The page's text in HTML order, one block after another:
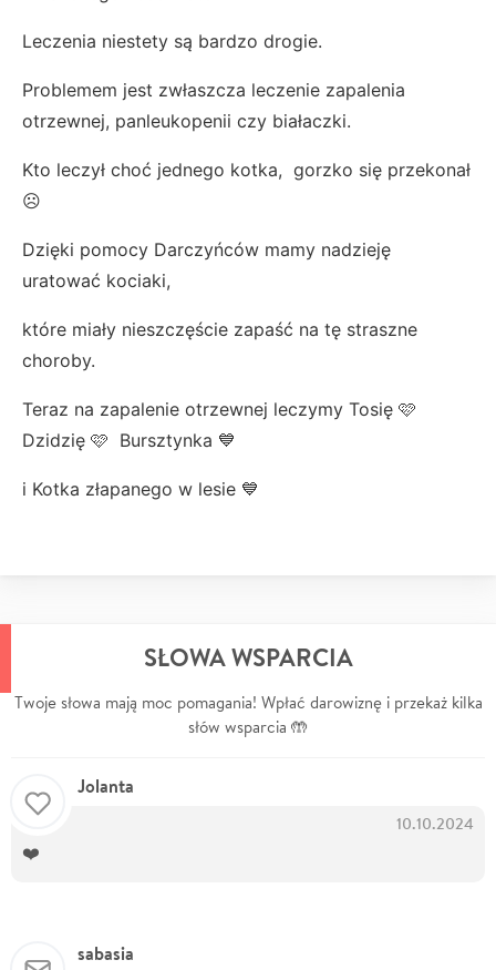
Leczenia niestety są bardzo drogie.
Problemem jest zwłaszcza leczenie zapalenia
otrzewnej, panleukopenii czy białaczki.
Kto leczył choć jednego kotka, gorzko się przekonał
☹️
Dzięki pomocy Darczyńców mamy nadzieję
uratować kociaki,
które miały nieszczęście zapaść na tę straszne
choroby.
Teraz na zapalenie otrzewnej leczymy Tosię 🩷
Dzidzię 🩷 Bursztynka 💙
i Kotka złapanego w lesie 💙
SŁOWA WSPARCIA
Twoje słowa mają moc pomagania! Wpłać darowiznę i przekaż kilka
słów wsparcia 🤲
Jolanta
10.10.2024
❤️
sabasia